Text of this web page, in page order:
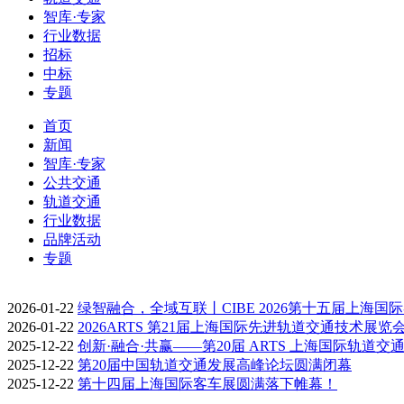
智库·专家
行业数据
招标
中标
专题
首页
新闻
智库·专家
公共交通
轨道交通
行业数据
品牌活动
专题
2026-01-22 绿智融合，全域互联丨CIBE 2026第十五届上海国
2026-01-22 2026ARTS 第21届上海国际先进轨道交通技术展览
2025-12-22 创新·融合·共赢——第20届 ARTS 上海国际轨道交
2025-12-22 第20届中国轨道交通发展高峰论坛圆满闭幕
2025-12-22 第十四届上海国际客车展圆满落下帷幕！